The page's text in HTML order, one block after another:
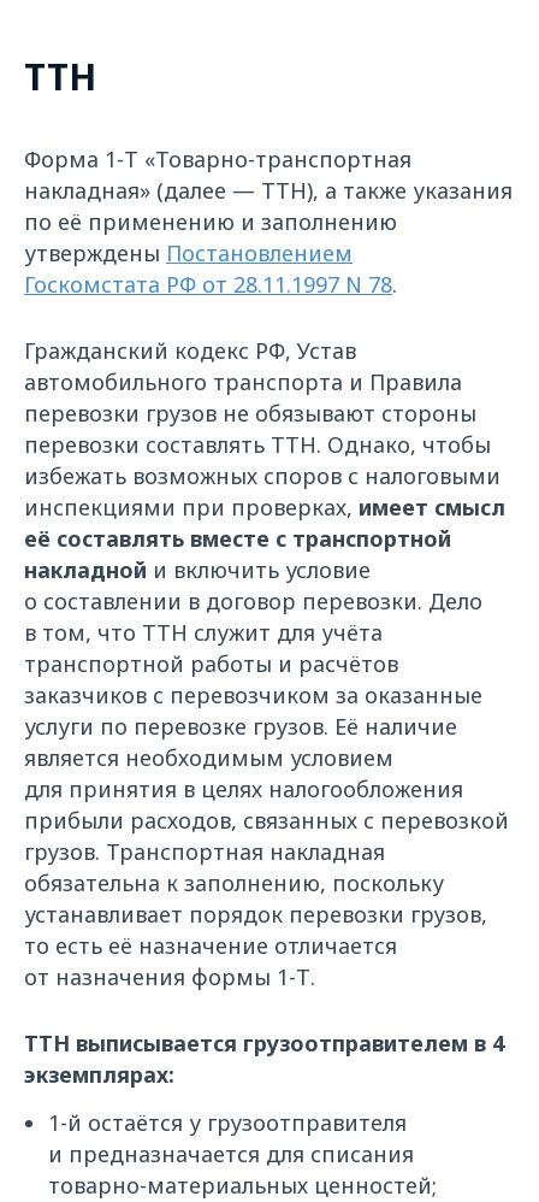
ТТН
Форма 1-Т «Товарно-транспортная
накладная» (далее — ТТН), а также указания
по её применению и заполнению
утверждены Постановлением
Госкомстата РФ от 28.11.1997 N 78.
Гражданский кодекс РФ, Устав
автомобильного транспорта и Правила
перевозки грузов не обязывают стороны
перевозки составлять ТТН. Однако, чтобы
избежать возможных споров с налоговыми
инспекциями при проверках, имеет смысл
её составлять вместе с транспортной
накладной и включить условие
о составлении в договор перевозки. Дело
в том, что ТТН служит для учёта
транспортной работы и расчётов
заказчиков с перевозчиком за оказанные
услуги по перевозке грузов. Её наличие
является необходимым условием
для принятия в целях налогообложения
прибыли расходов, связанных с перевозкой
грузов. Транспортная накладная
обязательна к заполнению, поскольку
устанавливает порядок перевозки грузов,
то есть её назначение отличается
от назначения формы 1-Т.
ТТН выписывается грузоотправителем в 4
экземплярах:
1-й остаётся у грузоотправителя
и предназначается для списания
товарно-материальных ценностей;